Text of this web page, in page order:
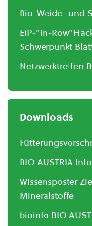
Bio-Weide- und
EIP-"In-
Schwerpunkt
Netzwerktreffen
Downloads
BIO AUSTRIA
Wissensposter
Mineralstoffe
bioinfo BIO